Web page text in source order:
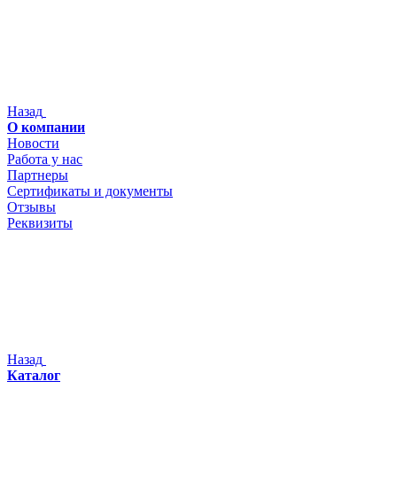
Назад
О компании
Новости
Работа у нас
Партнеры
Сертификаты и документы
Отзывы
Реквизиты
Назад
Каталог